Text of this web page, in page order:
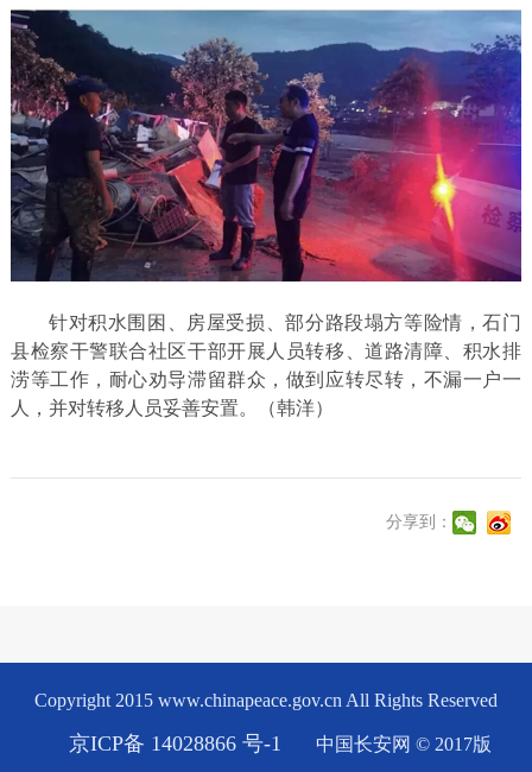
针对积水围困、房屋受损、部分路段塌方等险情，石门
县检察干警联合社区干部开展人员转移、道路清障、积水排
涝等工作，耐心劝导滞留群众，做到应转尽转，不漏一户一
人，并对转移人员妥善安置。（韩洋）
分享到：
Copyright 2015 www.chinapeace.gov.cn All Rights Reserved
京ICP备 14028866 号-1 中国长安网 © 2017版